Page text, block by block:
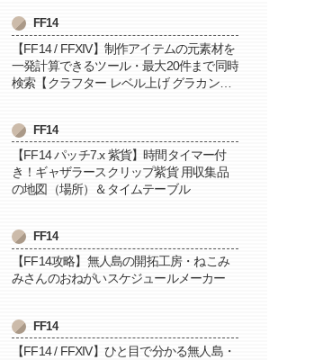
FF14
【FF14 / FFXIV】制作アイテムの元素材を
一発計算できるツール・最大20件まで同時
検索【クラフター レベル上げ グラカン納
FF14
【FF14 パッチ7.x 紫貨】時間タイマー付
き！ギャザラースクリップ紫貨 用収集品
の地図（場所）＆タイムテーブル
FF14
【FF14攻略】無人島の開拓工房・ねこみ
みさんのおねがいスケジュールメーカー
FF14
【FF14 / FFXIV】ひと目で分かる無人島・